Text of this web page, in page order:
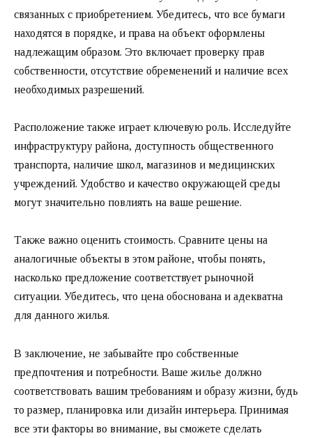
связанных с приобретением. Убедитесь, что все бумаги
находятся в порядке, и права на объект оформлены
надлежащим образом. Это включает проверку прав
собственности, отсутствие обременений и наличие всех
необходимых разрешений.
Расположение также играет ключевую роль. Исследуйте
инфраструктуру района, доступность общественного
транспорта, наличие школ, магазинов и медицинских
учреждений. Удобство и качество окружающей среды
могут значительно повлиять на ваше решение.
Также важно оценить стоимость. Сравните цены на
аналогичные объекты в этом районе, чтобы понять,
насколько предложение соответствует рыночной
ситуации. Убедитесь, что цена обоснована и адекватна
для данного жилья.
В заключение, не забывайте про собственные
предпочтения и потребности. Ваше жилье должно
соответствовать вашим требованиям и образу жизни, будь
то размер, планировка или дизайн интерьера. Принимая
все эти факторы во внимание, вы сможете сделать